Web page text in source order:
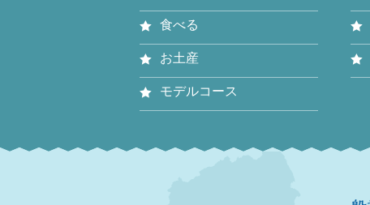
食べる
お土産
モデルコース